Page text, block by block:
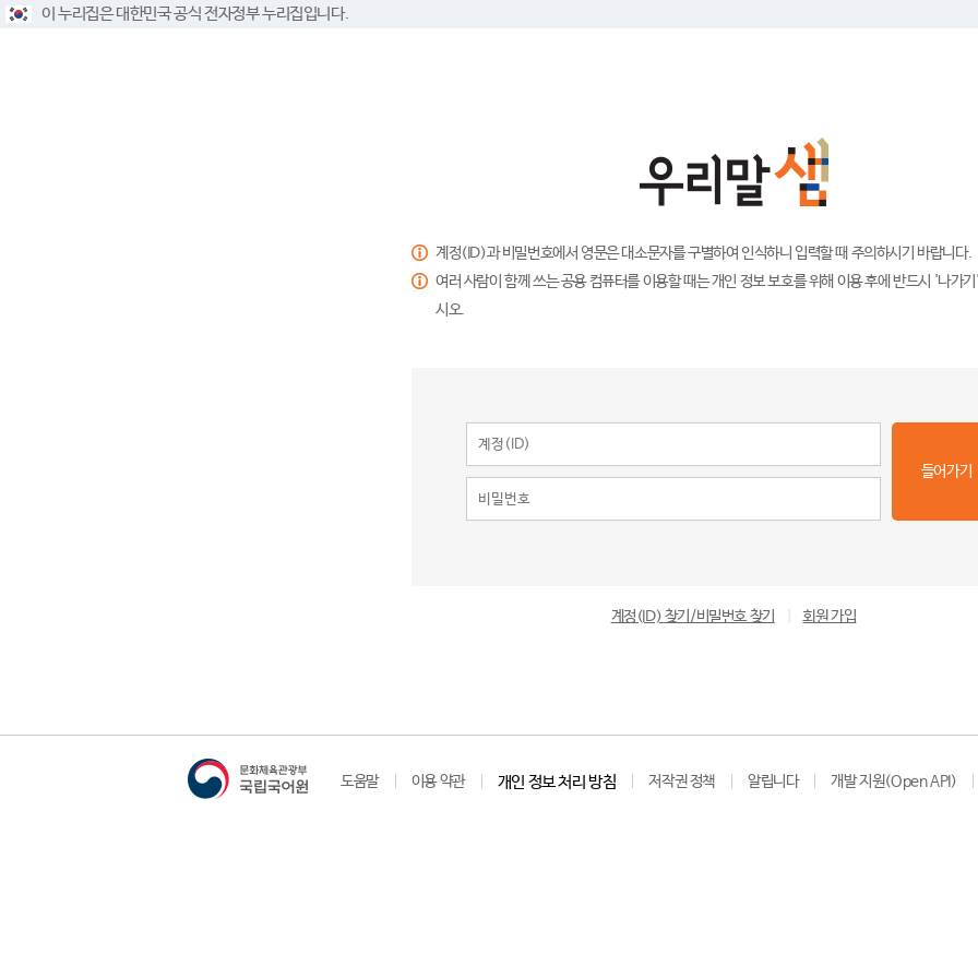
이 누리집은 대한민국 공식 전자정부 누리집입니다.
계정(ID)과 비밀번호에서 영문은 대소문자를 구별하여 인식하니 입력할 때 주의하시기 바랍니다.
여러 사람이 함께 쓰는 공용 컴퓨터를 이용할 때는 개인 정보 보호를 위해 이용 후에 반드시 '나가
시오.
들어가기
계정(ID) 찾기/비밀번호 찾기 회원 가입
도움말 이용 약관 개인 정보 처리 방침 저작권 정책 알립니다 개발 지원(Open API)